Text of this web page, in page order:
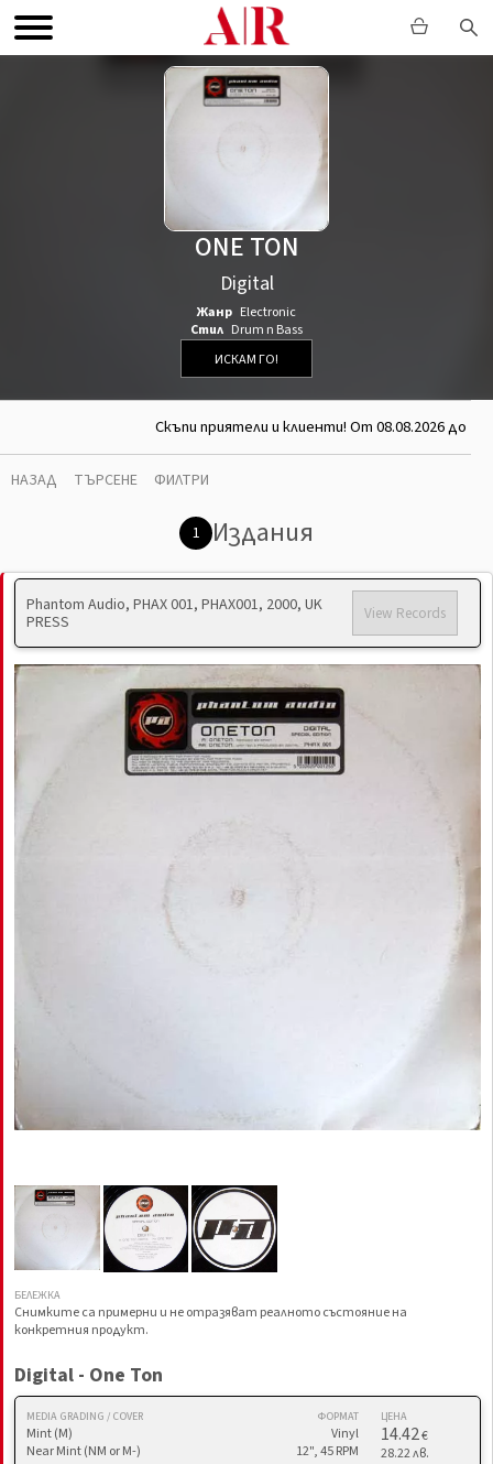
ONE TON
Digital
Жанр Electronic
Стил Drum n Bass
ИСКАМ ГО!
Скъпи приятели и клиенти! От 08.08.2026 до
НАЗАД ТЪРСЕНЕ ФИЛТРИ
1 Издания
Phantom Audio, PHAX 001, PHAX001, 2000, UK
PRESS
View Records
БЕЛЕЖКА
Снимките са примерни и не отразяват реалното състояние на
конкретния продукт.
Digital - One Ton
MEDIA GRADING / COVER
Mint (M)
Near Mint (NM or M-)
ФОРМАТ
Vinyl
12", 45 RPM
ЦЕНА
14.42€
28.22 лв.